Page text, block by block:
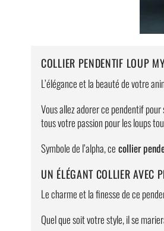
COLLIER PENDENTIF LOUP
L’élégance et la beauté de votre
Vous allez adorer ce pendentif
tous votre passion pour les loups
Symbole de l’alpha, ce collier
UN ÉLÉGANT COLLIER AVEC
Le charme et la finesse de ce
Quel que soit votre style, il se